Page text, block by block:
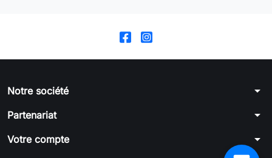
Notre société arrow_drop_down
Partenariat arrow_drop_down
Votre compte arrow_drop_down